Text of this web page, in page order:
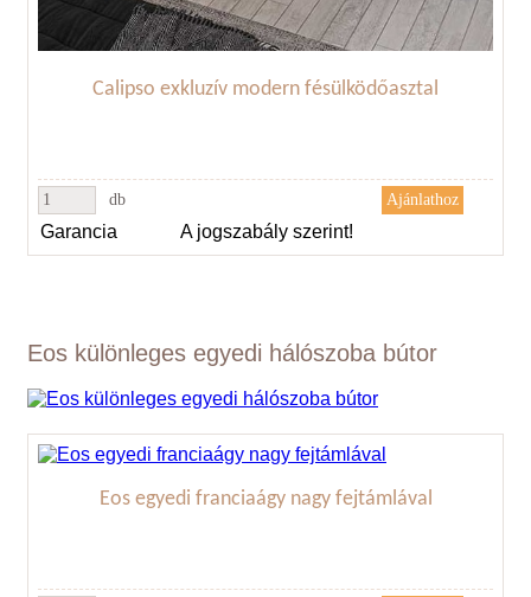
Calipso exkluzív modern fésülködőasztal
db
Garancia A jogszabály szerint!
Eos különleges egyedi hálószoba bútor
Eos egyedi franciaágy nagy fejtámlával